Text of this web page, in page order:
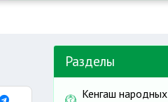
Разделы
Кенгаш народных